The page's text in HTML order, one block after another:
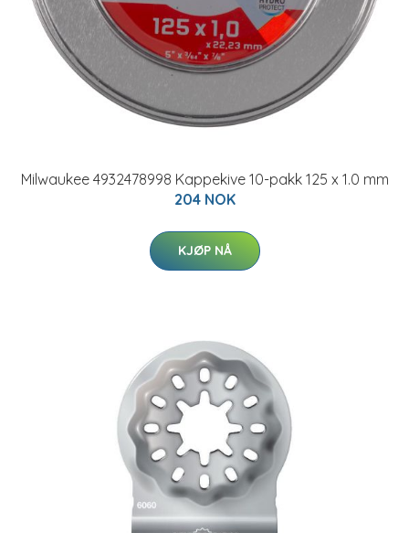
Milwaukee 4932478998 Kappekive 10-pakk 125 x 1.0 mm
204 NOK
KJØP NÅ